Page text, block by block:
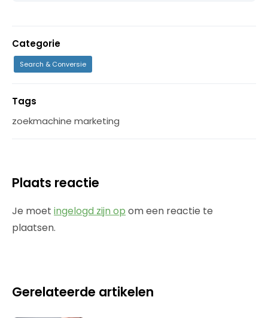
Categorie
Search & Conversie
Tags
zoekmachine marketing
Plaats reactie
Je moet ingelogd zijn op om een reactie te
plaatsen.
Gerelateerde artikelen